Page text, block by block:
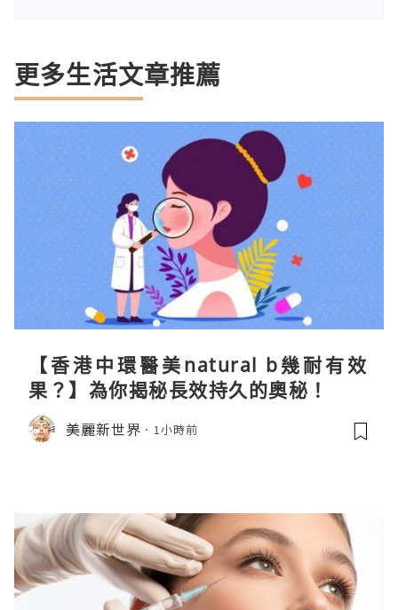
更多生活文章推薦
【香港中環醫美natural b幾耐有效
果？】為你揭秘長效持久的奧秘！
美麗新世界 1小時前